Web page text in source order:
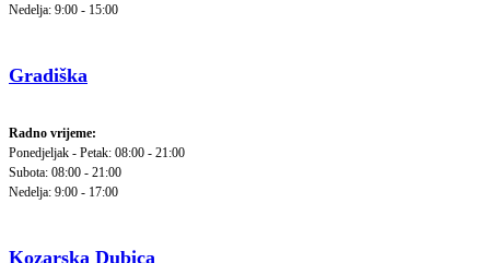
Nedelja: 9:00 - 15:00
Gradiška
Radno vrijeme:
Ponedjeljak - Petak: 08:00 - 21:00
Subota: 08:00 - 21:00
Nedelja: 9:00 - 17:00
Kozarska Dubica